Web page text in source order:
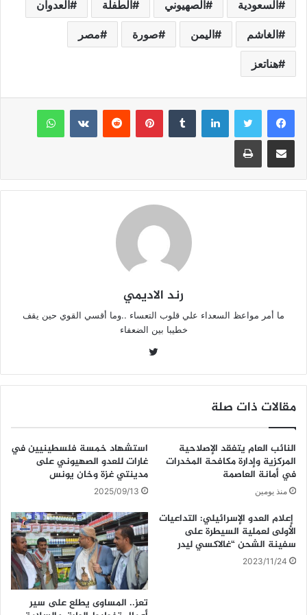
b
o
o
k
A
p
p
السعودية الصهيوني الطفلة العدوان
الغاشم اليمن صورة مصر
هناتعز
لينكدإن بينتيريست واتساب
مشاركة عبر البريد طباعة
رند الاديمي
ما أمر مواعظ السعداء علي قلوب التعساء ..وما أقسي القوي حين يقف
خطيبا بين الضعفاء
مقالات ذات صلة
النائب العام يتفقد الإصلاحية
المركزية وإدارة مكافحة المخدرات
في أمانة العاصمة
منذ يومين
استشهاد خمسة فلسطينيين في
غارات للعدو الصهيوني على
مدينتي غزة وخان يونس
2025/09/13
إعلام العدو الإسرائيلي: التداعيات
الأولى لعملية السيطرة على
سفينة الشحن “غالاكسي ليدر
2023/11/24
تعز.. المساوى يطلع على سير